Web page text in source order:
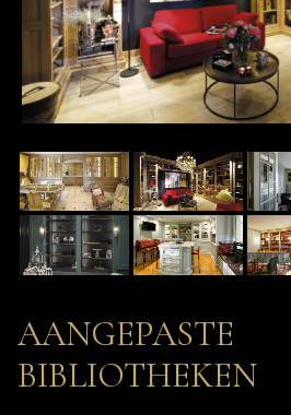
AANGEPASTE
BIBLIOTHEKEN